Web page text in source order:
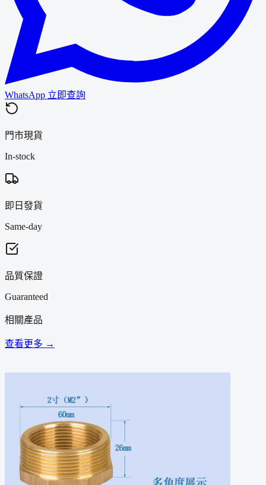
WhatsApp 立即查詢
門市現貨
In-stock
即日發貨
Same-day
品質保證
Guaranteed
相關產品
查看更多 →